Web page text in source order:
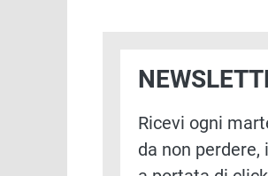
Ricevi ogni
da non